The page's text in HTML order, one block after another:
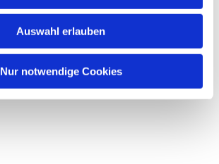
Auswahl erlauben
Nur notwendige Cookies